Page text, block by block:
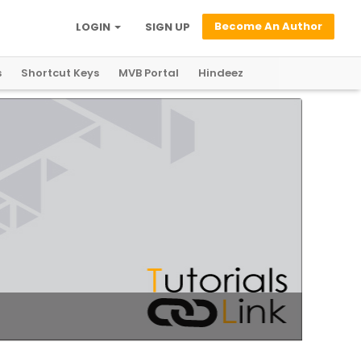
Become An Author
SIGN UP
LOGIN
Shortcut Keys MVB Portal Hindeez